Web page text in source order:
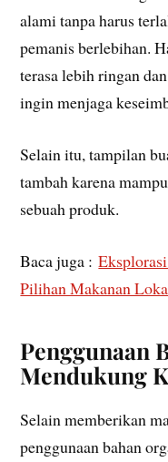
alami tanpa harus
pemanis berlebihan.
terasa lebih ringan
ingin menjaga
Selain itu, tampilan
tambah karena
sebuah produk.
Baca juga :
Pilihan Makanan
Penggunaan
Mendukung
Selain memberikan
penggunaan bahan